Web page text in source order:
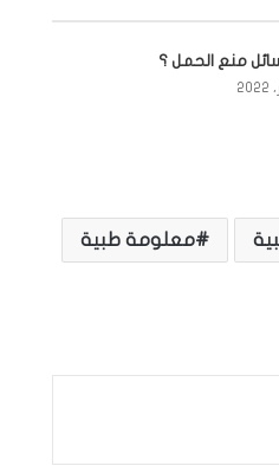
منع الحمل ؟
معلومة طبية